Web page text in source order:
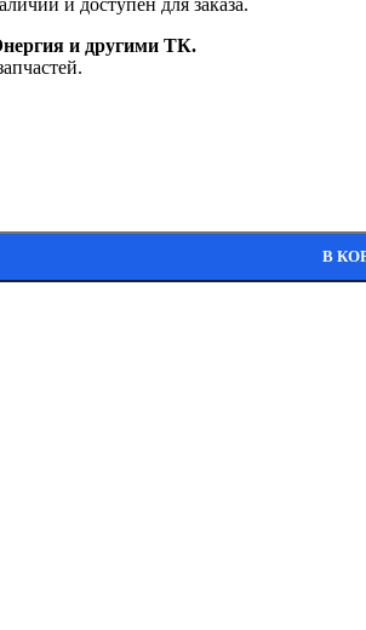
и другими ТК.
В